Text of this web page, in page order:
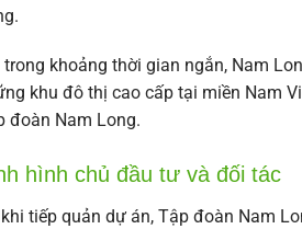
trong khoảng thời gian ngắn, Nam
khu đô thị cao cấp tại miền Nam
đoàn Nam Long.
hình chủ đầu tư và đối tác
tiếp quản dự án, Tập đoàn Nam